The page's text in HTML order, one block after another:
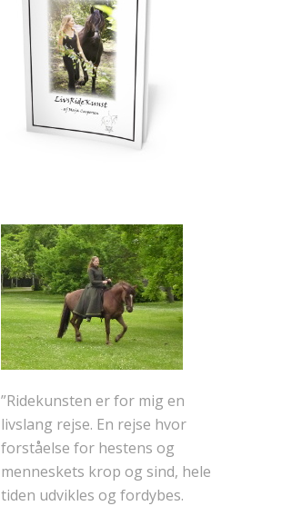
”Ridekunsten er for mig en
livslang rejse. En rejse hvor
forståelse for hestens og
menneskets krop og sind, hele
tiden udvikles og fordybes.